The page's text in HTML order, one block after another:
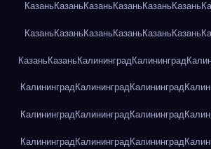
КазаньКазаньКазаньКазаньКазаньКазань
КазаньКазаньКазаньКазаньКазаньКазань
КазаньКазаньКалининградКалининград
КалининградКалининградКалининград
КалининградКалининградКалининград
КалининградКалининградКалининград